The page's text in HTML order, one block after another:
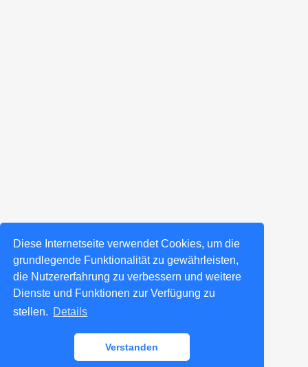
Diese Internetseite verwendet Cookies, um die
grundlegende Funktionalität zu gewährleisten,
die Nutzererfahrung zu verbessern und weitere
Dienste und Funktionen zur Verfügung zu
stellen. Details
Verstanden